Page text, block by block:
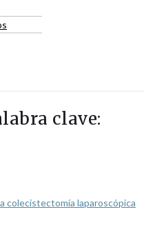
clave:
colecistectomía laparoscópica